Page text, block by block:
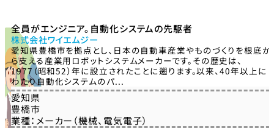
全員がエンジニア。自動化システムの先駆者
株式会社ワイエムジー
愛知県豊橋市を拠点とし、日本の自動車産業やものづくりを根底か
ら支える産業用ロボットシステムメーカーです。その歴史は、
1977（昭和52）年に設立されたことに遡ります。以来、40年以上に
わたり自動化システムのパ...
愛知県
豊橋市
業種： メーカー（機械、電気電子）